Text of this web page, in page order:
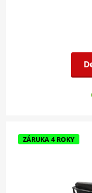
ZÁRUKA 4 ROKY